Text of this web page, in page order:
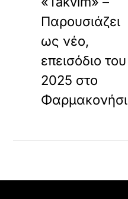
Παρουσιάζει
ως νέο,
επεισόδιο του
2025 στο
Φαρμακονήσι